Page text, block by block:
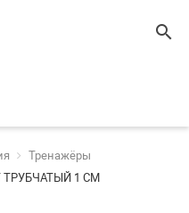
search
Тренажёры
1 СМ